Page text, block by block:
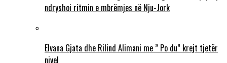
ndryshoi ritmin e mbrëmjes në Nju-Jork
Elvana Gjata dhe Rilind Alimani me ” Po du” krejt tjetër
nivel